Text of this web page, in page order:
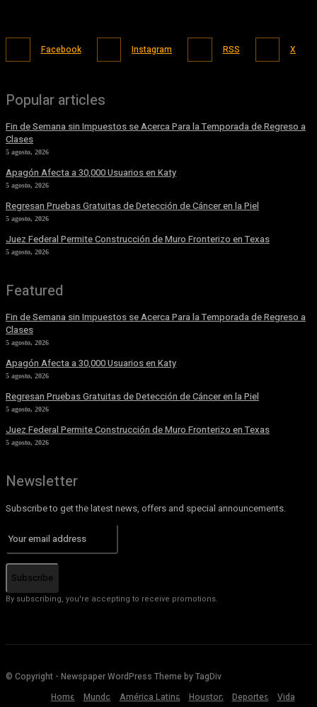
Facebook Instagram RSS X
Popular articles
Fin de Semana sin Impuestos se Acerca Para la Temporada de Regreso a
Clases
5 agosto, 2026
Apagón Afecta a 30,000 Usuarios en Katy
5 agosto, 2026
Regresan Pruebas Gratuitas de Detección de Cáncer en la Piel
5 agosto, 2026
Juez Federal Permite Construcción de Muro Fronterizo en Texas
5 agosto, 2026
Featured
Fin de Semana sin Impuestos se Acerca Para la Temporada de Regreso a
Clases
5 agosto, 2026
Apagón Afecta a 30,000 Usuarios en Katy
5 agosto, 2026
Regresan Pruebas Gratuitas de Detección de Cáncer en la Piel
5 agosto, 2026
Juez Federal Permite Construcción de Muro Fronterizo en Texas
5 agosto, 2026
Newsletter
Subscribe to get the latest news, offers and special announcements.
Subscribe
By subscribing, you're accepting to receive promotions.
© Copyright - Newspaper WordPress Theme by TagDiv
Home
Mundo América Latina Houston Deportes Vida